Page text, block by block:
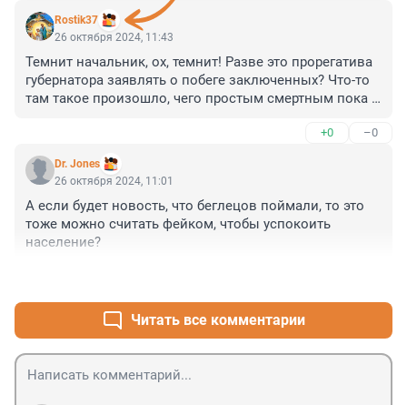
Rostik37
26 октября 2024, 11:43
Темнит начальник, ох, темнит! Разве это прорегатива
губернатора заявлять о побеге заключенных? Что-то
там такое произошло, чего простым смертным пока
+0 –0
Dr. Jones
26 октября 2024, 11:01
А если будет новость, что беглецов поймали, то это
тоже можно считать фейком, чтобы успокоить
население?
Читать все комментарии